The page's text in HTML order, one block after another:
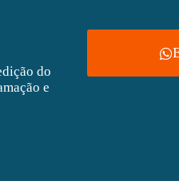
do
e